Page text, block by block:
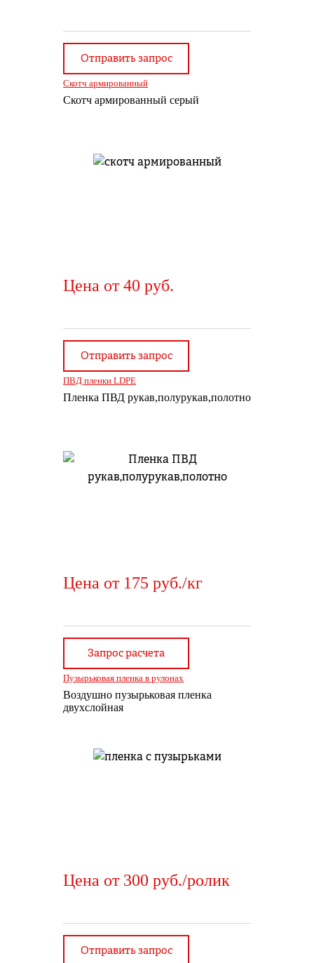
Отправить запрос
Скотч армированный
Скотч армированный серый
Цена от 40 руб.
Отправить запрос
ПВД пленки LDPE
Пленка ПВД рукав,полурукав,полотно
Цена от 175 руб./кг
Запрос расчета
Пузырьковая пленка в рулонах
Воздушно пузырьковая пленка
двухслойная
Цена от 300 руб./ролик
Отправить запрос